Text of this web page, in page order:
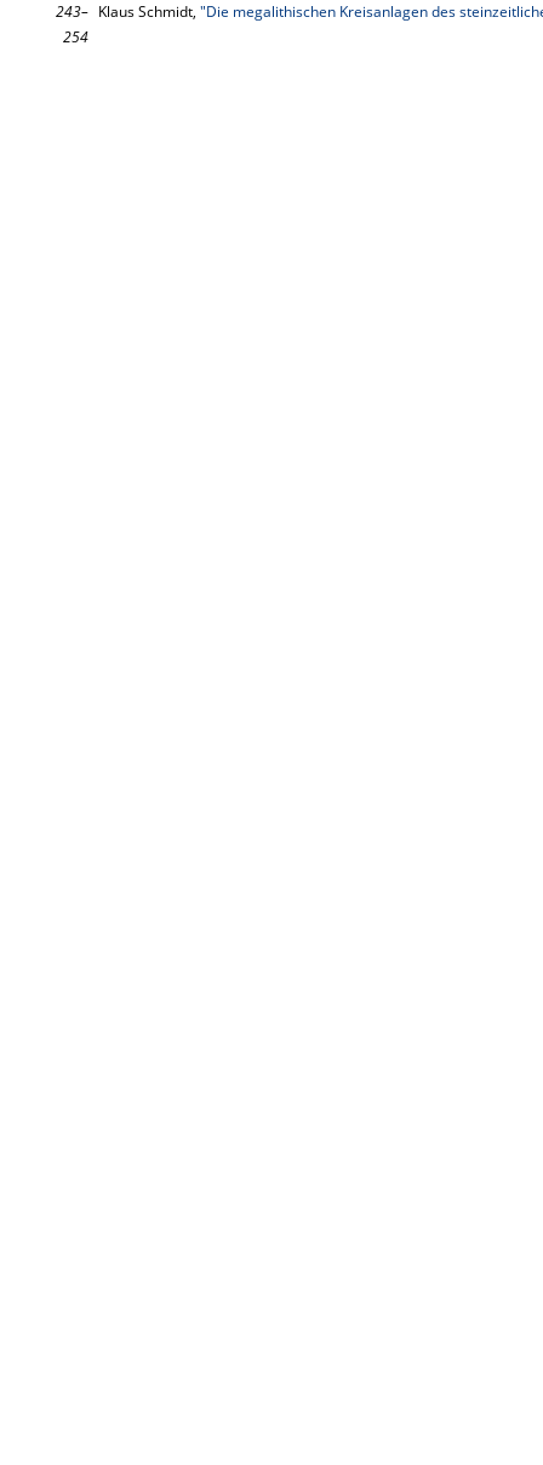
243–
254
Klaus Schmidt, "Die megalithischen Kreisanlagen des